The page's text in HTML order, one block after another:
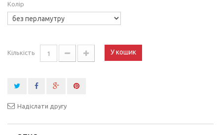
Колір
Кількість У кошик
Надіслати другу